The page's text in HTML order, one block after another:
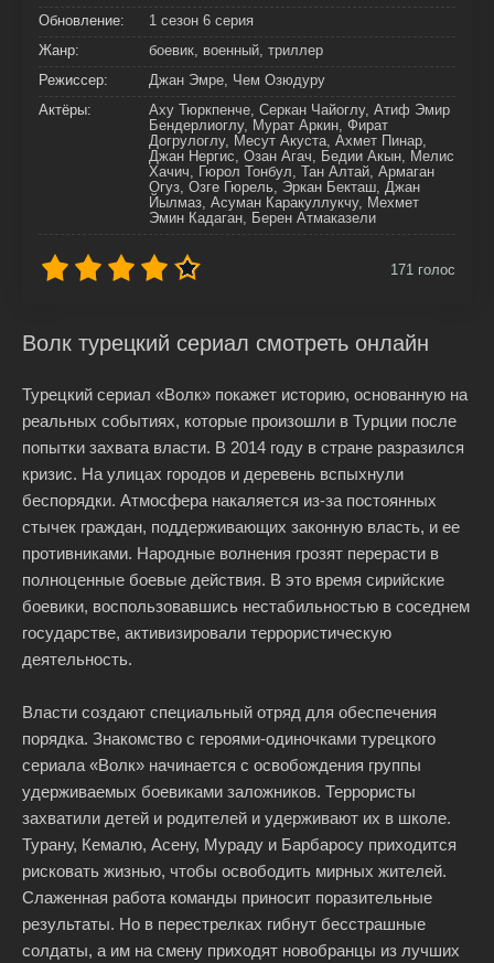
Обновление:
1 сезон 6 серия
Жанр:
боевик, военный, триллер
Режиссер:
Джан Эмре, Чем Озюдуру
Актёры:
Аху Тюркпенче, Серкан Чайоглу, Атиф Эмир
Бендерлиоглу, Мурат Аркин, Фират
Догрулоглу, Месут Акуста, Ахмет Пинар,
Джан Нергис, Озан Агач, Бедии Акын, Мелис
Хачич, Гюрол Тонбул, Тан Алтай, Армаган
Огуз, Озге Гюрель, Эркан Бекташ, Джан
Йылмаз, Асуман Каракуллукчу, Мехмет
Эмин Кадаган, Берен Атмаказели
171 голос
Волк турецкий сериал смотреть онлайн
Турецкий сериал «Волк» покажет историю, основанную на
реальных событиях, которые произошли в Турции после
попытки захвата власти. В 2014 году в стране разразился
кризис. На улицах городов и деревень вспыхнули
беспорядки. Атмосфера накаляется из-за постоянных
стычек граждан, поддерживающих законную власть, и ее
противниками. Народные волнения грозят перерасти в
полноценные боевые действия. В это время сирийские
боевики, воспользовавшись нестабильностью в соседнем
государстве, активизировали террористическую
деятельность.
Власти создают специальный отряд для обеспечения
порядка. Знакомство с героями-одиночками турецкого
сериала «Волк» начинается с освобождения группы
удерживаемых боевиками заложников. Террористы
захватили детей и родителей и удерживают их в школе.
Турану, Кемалю, Асену, Мураду и Барбаросу приходится
рисковать жизнью, чтобы освободить мирных жителей.
Слаженная работа команды приносит поразительные
результаты. Но в перестрелках гибнут бесстрашные
солдаты, а им на смену приходят новобранцы из лучших